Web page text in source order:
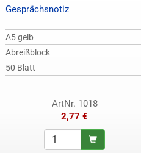
Gesprächsnotiz
A5 gelb
Abreißblock
50 Blatt
ArtNr. 1018
2,77 €